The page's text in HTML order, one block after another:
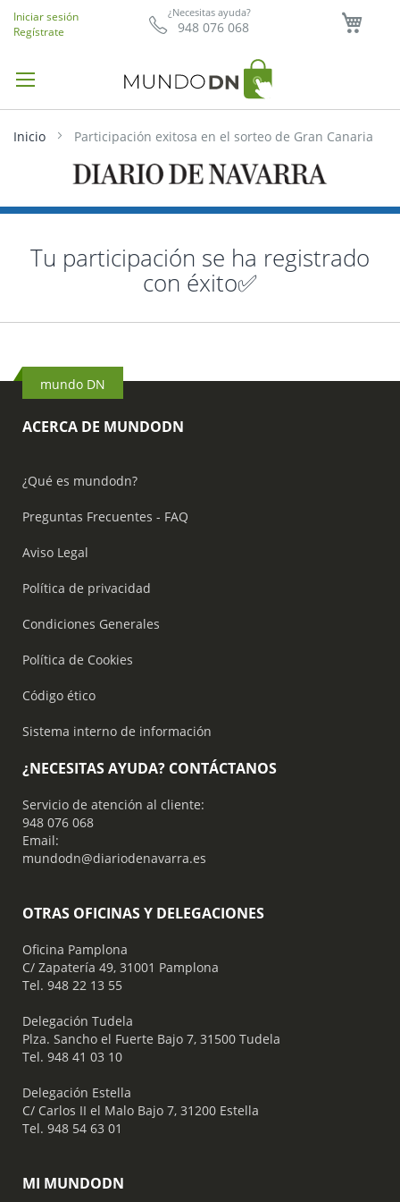
¿Necesitas ayuda?
948 076 068
Iniciar sesión
Regístrate
Inicio Participación exitosa en el sorteo de Gran Canaria
Tu participación se ha registrado
con éxito✅
mundo DN
ACERCA DE MUNDODN
¿Qué es mundodn?
Preguntas Frecuentes - FAQ
Aviso Legal
Política de privacidad
Condiciones Generales
Política de Cookies
Código ético
Sistema interno de información
¿NECESITAS AYUDA? CONTÁCTANOS
Servicio de atención al cliente:
948 076 068
Email:
mundodn@diariodenavarra.es
OTRAS OFICINAS Y DELEGACIONES
Oficina Pamplona
C/ Zapatería 49, 31001 Pamplona
Tel. 948 22 13 55
​ Delegación Tudela
Plza. Sancho el Fuerte Bajo 7, 31500 Tudela
Tel. 948 41 03 10
​ Delegación Estella
C/ Carlos II el Malo Bajo 7, 31200 Estella
Tel. 948 54 63 01
MI MUNDODN